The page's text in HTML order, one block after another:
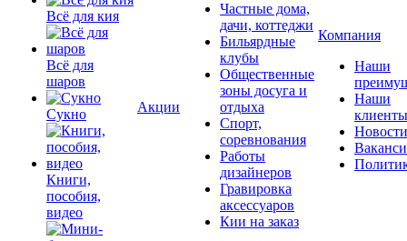
Всё для кия
Всё для
шаров
Сукно
Книги,
пособия,
видео
Акции
Частные дома,
дачи, коттеджи
Бильярдные
клубы
Общественные
зоны досуга и
отдыха
Спорт,
соревнования
Работы
дизайнеров
Гравировка
аксессуаров
Кии на заказ
Компания
Наши
Наши
клиенты
Новости